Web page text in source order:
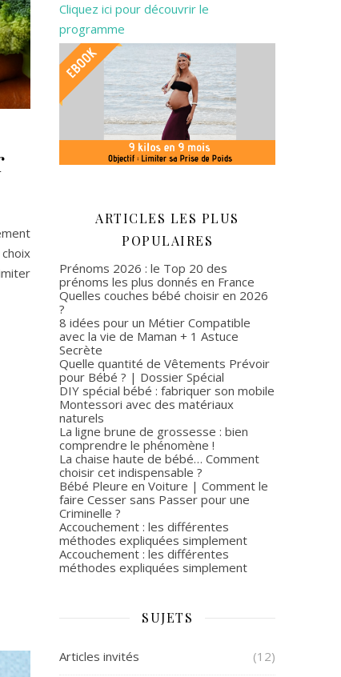
Cliquez ici pour découvrir le
programme
ARTICLES LES PLUS
POPULAIRES
Prénoms 2026 : le Top 20 des
prénoms les plus donnés en France
Quelles couches bébé choisir en 2026
?
8 idées pour un Métier Compatible
avec la vie de Maman + 1 Astuce
Secrète
Quelle quantité de Vêtements Prévoir
pour Bébé ? | Dossier Spécial
DIY spécial bébé : fabriquer son mobile
Montessori avec des matériaux
naturels
La ligne brune de grossesse : bien
comprendre le phénomène !
La chaise haute de bébé… Comment
choisir cet indispensable ?
Bébé Pleure en Voiture | Comment le
faire Cesser sans Passer pour une
Criminelle ?
Accouchement : les différentes
méthodes expliquées simplement
Accouchement : les différentes
méthodes expliquées simplement
SUJETS
Articles invités (12)